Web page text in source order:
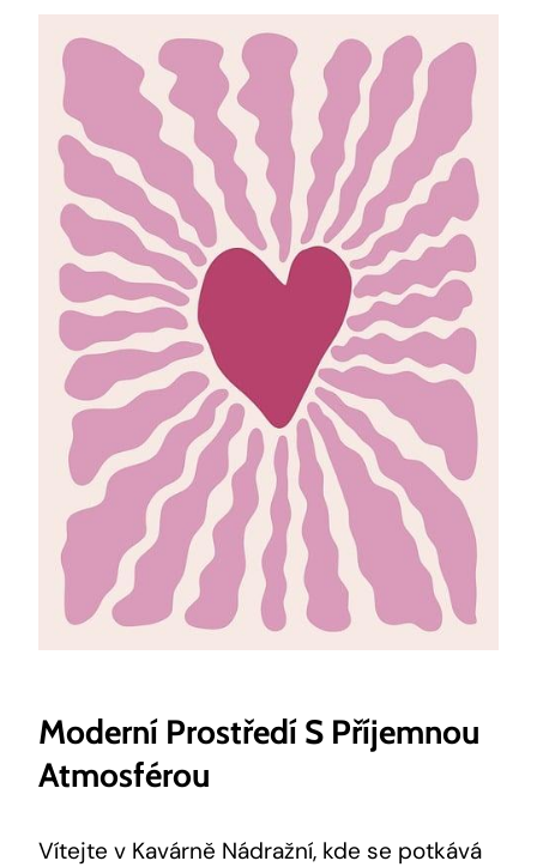
Moderní Prostředí S Příjemnou
Atmosférou
Vítejte v Kavárně Nádražní, kde se potkává